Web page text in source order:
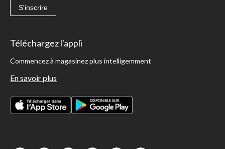
S'inscrire
Téléchargez l'appli
Commencez à magasinez plus intelligemment
En savoir plus